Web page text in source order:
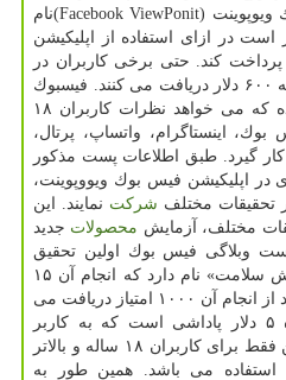
تحقیقات ارائه كرده كه فیسبوك ویوپوینت (Facebook ViewPonit)نام
در ازای استفاده از اپلیكیشن
كند. حتی برخی كاربران در
ازای استفاده از اپلیكیشن سالانه ۶۰۰ دلار دریافت می كنند. فیسبوك
در یك پست وبلاگی اعلام نموده كه می خواهد نظرات كاربران ۱۸
اینستاگرام، واتساپ، پرتال،
گیرد. طبق اطلاعات پست مذكور
اپلیكیشن فیس بوك ویووپوینت،
تحقیقات مختلف شركت نمایند. این
مختلف، آزمایش محصولات جدید
وبلاگی فیس بوك اولین تحقیق
موجود در این اپلیكیشن «پژوهش سلامت» نام دارد كه انجام آن ۱۵
دقیقه طول می كشد و كاربر بعد از انجام آن ۱۰۰۰ امتیاز دریافت می
كند كه این امتیاز نشان دهنده ۵ دلار پاداشی است كه به كاربر
پرداخت می شود. این اپلیكیشن فقط برای كاربران ۱۸ ساله و بالاتر
استفاده می باشد. همین طور به